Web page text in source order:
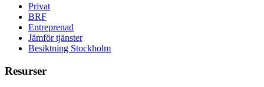
Privat
BRF
Entreprenad
Jämför tjänster
Besiktning Stockholm
Resurser